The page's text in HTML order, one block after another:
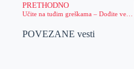
PRETHODNO
Učite na tuđim greškama – Dođite večeras na FuckUp Night u Kafematu
POVEZANE vesti